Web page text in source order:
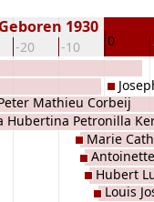
-20 -10 0
Geboren 1930
Mathieu Corbeij
Hubertina Petronilla
Marie
Corbeij
Corbeij
Hubert
Louis